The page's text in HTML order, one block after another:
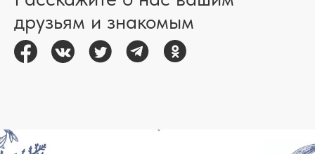
друзьям и знакомым